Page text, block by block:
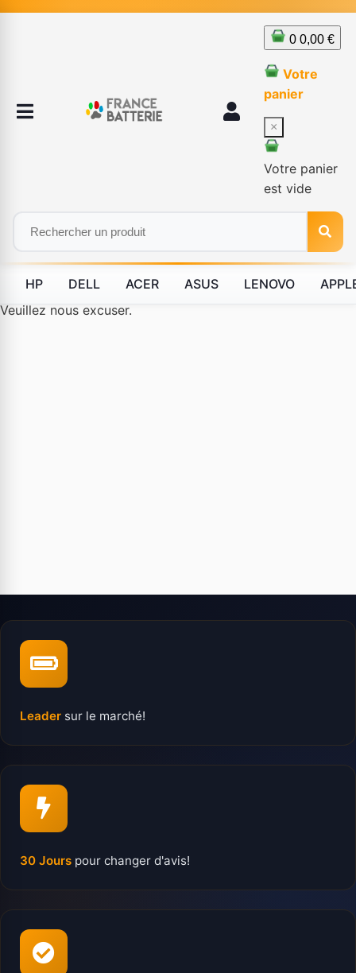
0 0,00 €
Votre
panier
×
Votre panier
est vide
HP DELL ACER ASUS LENOVO
Le produit #BLD--80227 n'est plus disponible à la vente.
Veuillez nous excuser.
Leader sur le marché!
30 Jours pour changer d'avis!